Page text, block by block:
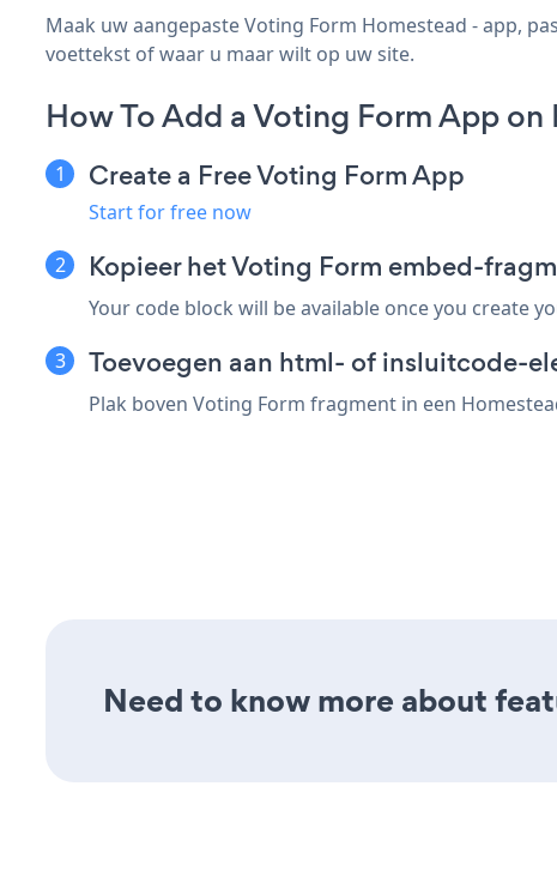
Maak uw aangepaste Voting Form Homestead - app,
voettekst of waar u maar wilt op uw site.
How To Add a Voting Form App
Create a Free Voting Form App
Start for free now
Kopieer het Voting Form embed-
Your code block will be available once you create
Toevoegen aan html- of insluitcode-
Plak boven Voting Form fragment in een
Need to know more about